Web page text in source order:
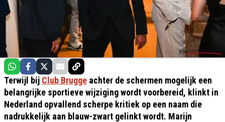
Terwijl bij Club Brugge achter de schermen mogelijk een
belangrijke sportieve wijziging wordt voorbereid, klinkt in
Nederland opvallend scherpe kritiek op een naam die
nadrukkelijk aan blauw-zwart gelinkt wordt. Marijn